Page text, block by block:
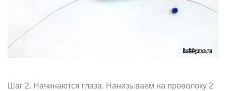
Шаг 2. Начинаются глаза. Нанизываем на проволоку 2